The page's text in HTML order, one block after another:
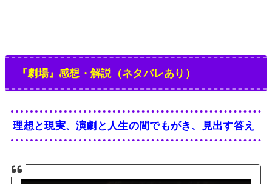
『劇場』感想・解説（ネタバレあり）
理想と現実、演劇と人生の間でもがき、見出す答え